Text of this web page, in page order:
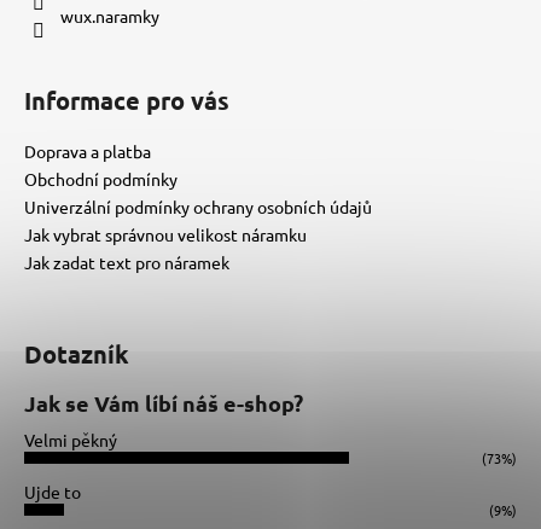
wux.naramky
Informace pro vás
Doprava a platba
Obchodní podmínky
Univerzální podmínky ochrany osobních údajů
Jak vybrat správnou velikost náramku
Jak zadat text pro náramek
Dotazník
Jak se Vám líbí náš e-shop?
Velmi pěkný
(73%)
Ujde to
(9%)